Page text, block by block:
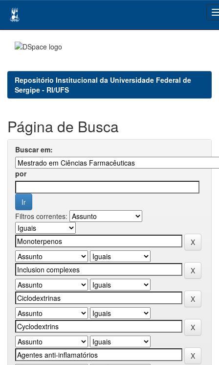
navigation
Repositório Institucional da Universidade Federal de
Sergipe - RI/UFS
Página de Busca
Buscar em:
por
Filtros correntes: